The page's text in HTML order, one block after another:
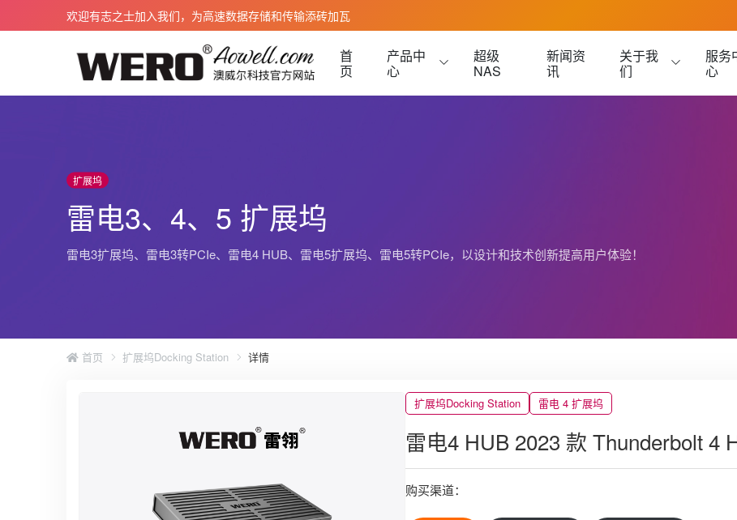
欢迎有志之士加入我们，为高速数据存储和传输添砖加瓦
首
页
产品中
心
雷电 4 扩展坞
雷电 5 扩展坞
雷电5数据线
超级
NAS
新闻资
讯
关于我
们
服务
心
扩展坞
雷电3、4、5 扩展坞
雷电3扩展坞、雷电3转PCIe、雷电4 HUB、雷电5扩展坞、雷电5转PCIe，以设计和技术创新提高用户体验！
首页 扩展坞Docking Station 详情
扩展坞Docking Station 雷电 4 扩展坞
雷电4 HUB 2023 款 Thunderbolt 4
购买渠道：